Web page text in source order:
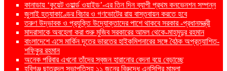
কানাডায় ‘কুয়েট ওয়ার্ল্ড ওয়াইড’-এর তিন দিন ব্যাপী প্রথম কনভেনশন সম্পন্ন
জুলাই হত্যাকাণ্ডের বিচার ও গণভোটের রায় বাস্তবায়ন করতে হবে
তরুণ উদ্ভাবক ও প্রযুক্তি উদ্যোক্তাদের পাশে থাকবে সরকার -প্রধানমন্ত্রী
মাদরাসাকে অবহেলা করা শুরু মুজিব সরকারের আমল থেকে-মাহমুদুর রহমান
বাংলাদেশে এসে মার্কিন দূতের ভারতের হাইকমিশনারের সঙ্গে বৈঠক অপ্রত্যাশিত-
শফিকুর রহমান
অনেক পরিবার এখনো তাঁদের স্বজন হারানোর বেদনা বয়ে বেড়াচ্ছে
হবিগঞ্জ ছাত্রদল সভাপতিসহ ১১ জনের বিরুদ্ধে এনসিপির মামলা